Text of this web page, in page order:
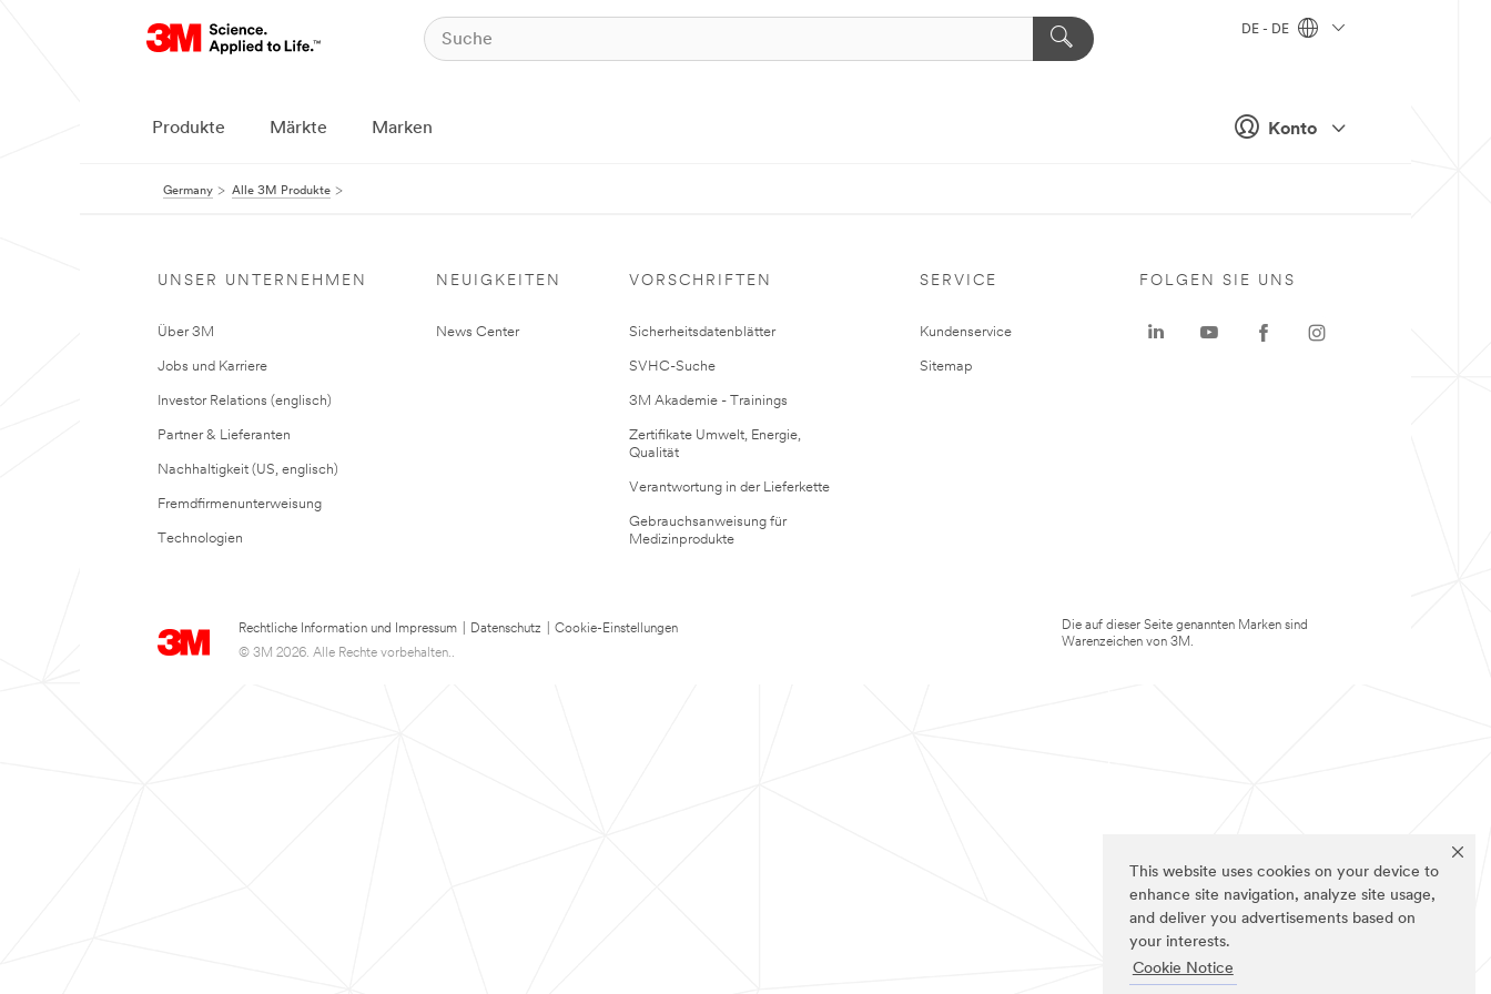
This website uses cookies on your device to
enhance site navigation, analyze site usage,
and deliver you advertisements based on
your interests.
Cookie Notice
Konto
DE - DE
Produkte Märkte Marken
Germany Alle 3M Produkte
UNSER UNTERNEHMEN
Über 3M
Jobs und Karriere
Investor Relations (englisch)
Partner & Lieferanten
Nachhaltigkeit (US, englisch)
Fremdfirmenunterweisung
Technologien
NEUIGKEITEN
News Center
VORSCHRIFTEN
Sicherheitsdatenblätter
SVHC-Suche
3M Akademie - Trainings
Zertifikate Umwelt, Energie,
Qualität
Verantwortung in der Lieferkette
Gebrauchsanweisung für
Medizinprodukte
SERVICE
Kundenservice
Sitemap
Rechtliche Information und Impressum Datenschutz
Cookie-Einstellungen
© 3M 2026. Alle Rechte vorbehalten..
FOLGEN SIE UNS
Die auf dieser Seite genannten Marken sind
Warenzeichen von 3M.